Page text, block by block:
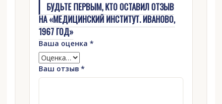
БУДЬТЕ ПЕРВЫМ, КТО ОСТАВИЛ ОТЗЫВ
НА «МЕДИЦИНСКИЙ ИНСТИТУТ. ИВАНОВО,
1967 ГОД»
Ваша оценка *
Ваш отзыв *